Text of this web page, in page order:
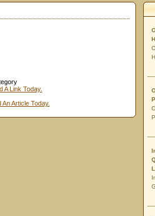
A Link Today.
An Article Today.